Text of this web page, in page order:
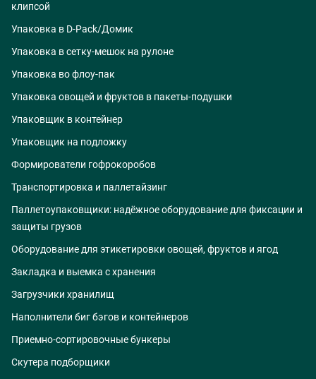
клипсой
Упаковка в D-Pack/Домик
Упаковка в сетку-мешок на рулоне
Упаковка во флоу-пак
Упаковка овощей и фруктов в пакеты-подушки
Упаковщик в контейнер
Упаковщик на подложку
Формирователи гофрокоробов
Транспортировка и паллетайзинг
Паллетоупаковщики: надёжное оборудование для фиксации и
защиты грузов
Оборудование для этикетировки овощей, фруктов и ягод
Закладка и выемка с хранения
Загрузчики хранилищ
Наполнители биг бэгов и контейнеров
Приемно-сортировочные бункеры
Скутера подборщики